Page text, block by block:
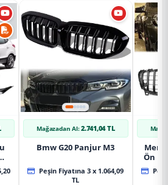
Mağazadan Al: 2.741,04 TL
Bmw G20 Panjur M3
Peşin Fiyatına 3 x 1.064,09
TL
Ön